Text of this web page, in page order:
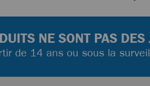
NE SONT PAS DES
de 14 ans ou sous la